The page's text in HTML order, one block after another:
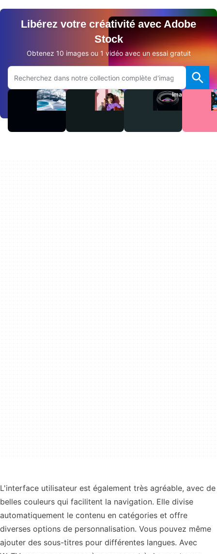
Libérez votre créativité avec Adobe
Stock
Obtenez 10 images ou 1 vidéo avec un essai gratuit
Rechercher sur le site Adobe.com
Vidéos Audio Images
L'interface utilisateur est également très agréable, avec de
belles couleurs qui facilitent la navigation. Elle divise
automatiquement le contenu en catégories et offre
diverses options de personnalisation. Vous pouvez même
ajouter des sous-titres pour différentes langues. Avec